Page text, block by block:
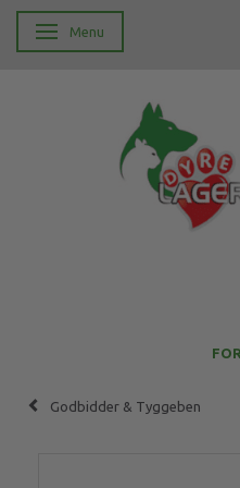
Skifte navigation
Menu
Godbidder & Tyggeben